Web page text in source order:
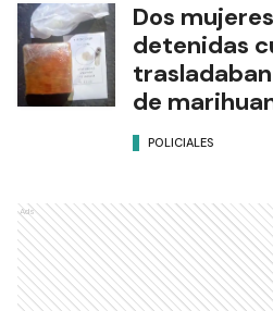
Dos
detenidas
de
POLICIALES
Ads